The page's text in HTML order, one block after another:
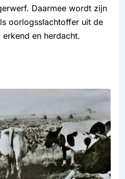
Daarmee wordt zijn
oorlogsslachtoffer uit de
en herdacht.